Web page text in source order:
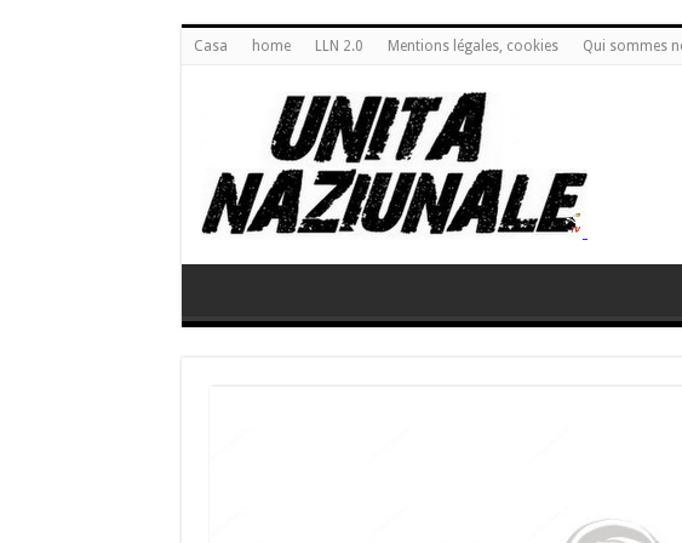
Casa home LLN 2.0 Mentions légales, cookies Qui sommes